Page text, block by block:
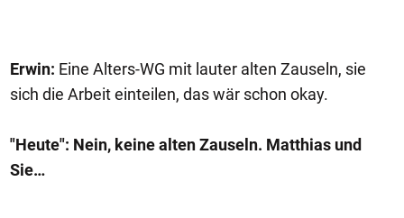
Erwin: Eine Alters-WG mit lauter alten Zauseln, sie
sich die Arbeit einteilen, das wär schon okay.
"Heute": Nein, keine alten Zauseln. Matthias und
Sie…